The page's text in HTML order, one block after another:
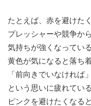
たとえば、赤を避けた
プレッシャーや競争か
気持ちが強くなってい
黄色が気になると落ち
「前向きでいなければ
という思いに疲れてい
ピンクを避けたくなる